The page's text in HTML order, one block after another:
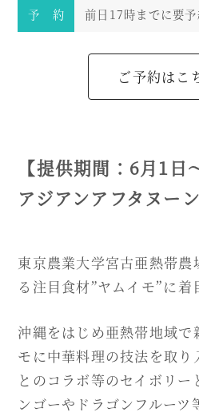
予 約 前日17時までに要
ご予約はこ
【提供期間：6月1日
アジアンアフタヌー
東京農業大学宮古亜熱帯
る注目食材”ヤムイモ”に着
沖縄をはじめ亜熱帯地域で
モに中華料理の技法を取
とのコラボ等のセイボリ
ンゴーやドラゴンフルーツ